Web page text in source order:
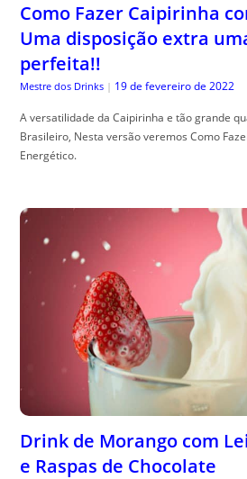
Como Fazer Caipirinha
Uma disposição extra
perfeita!!
Mestre dos Drinks | 19 de fevereiro de 2022
A versatilidade da Caipirinha e tão grande
Brasileiro, Nesta versão veremos Como
Energético.
Drink de Morango com
e Raspas de Chocolate